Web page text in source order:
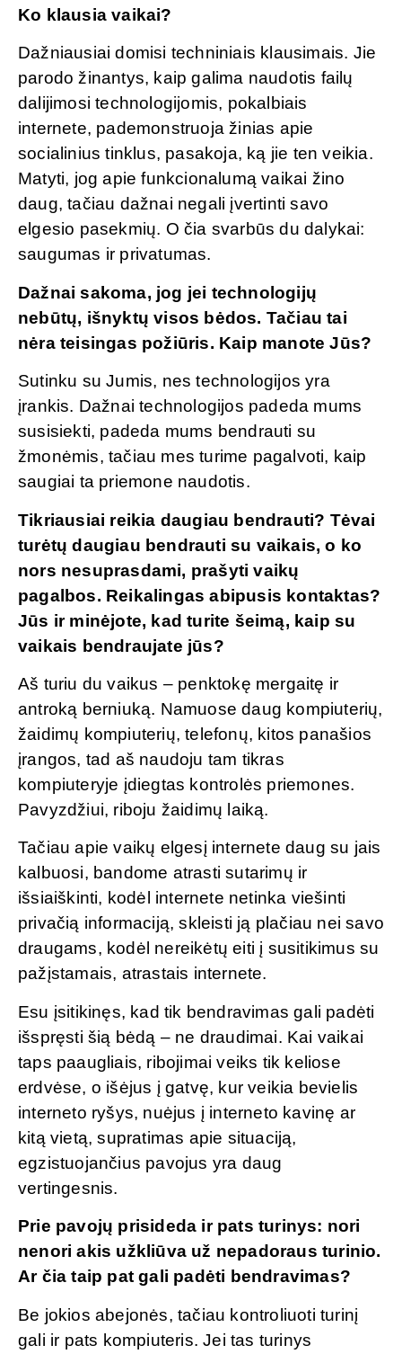
Ko klausia vaikai?
Dažniausiai domisi techniniais klausimais. Jie
parodo žinantys, kaip galima naudotis failų
dalijimosi technologijomis, pokalbiais
internete, pademonstruoja žinias apie
socialinius tinklus, pasakoja, ką jie ten veikia.
Matyti, jog apie funkcionalumą vaikai žino
daug, tačiau dažnai negali įvertinti savo
elgesio pasekmių. O čia svarbūs du dalykai:
saugumas ir privatumas.
Dažnai sakoma, jog jei technologijų
nebūtų, išnyktų visos bėdos. Tačiau tai
nėra teisingas požiūris. Kaip manote Jūs?
Sutinku su Jumis, nes technologijos yra
įrankis. Dažnai technologijos padeda mums
susisiekti, padeda mums bendrauti su
žmonėmis, tačiau mes turime pagalvoti, kaip
saugiai ta priemone naudotis.
Tikriausiai reikia daugiau bendrauti? Tėvai
turėtų daugiau bendrauti su vaikais, o ko
nors nesuprasdami, prašyti vaikų
pagalbos. Reikalingas abipusis kontaktas?
Jūs ir minėjote, kad turite šeimą, kaip su
vaikais bendraujate jūs?
Aš turiu du vaikus – penktokę mergaitę ir
antroką berniuką. Namuose daug kompiuterių,
žaidimų kompiuterių, telefonų, kitos panašios
įrangos, tad aš naudoju tam tikras
kompiuteryje įdiegtas kontrolės priemones.
Pavyzdžiui, riboju žaidimų laiką.
Tačiau apie vaikų elgesį internete daug su jais
kalbuosi, bandome atrasti sutarimų ir
išsiaiškinti, kodėl internete netinka viešinti
privačią informaciją, skleisti ją plačiau nei savo
draugams, kodėl nereikėtų eiti į susitikimus su
pažįstamais, atrastais internete.
Esu įsitikinęs, kad tik bendravimas gali padėti
išspręsti šią bėdą – ne draudimai. Kai vaikai
taps paaugliais, ribojimai veiks tik keliose
erdvėse, o išėjus į gatvę, kur veikia bevielis
interneto ryšys, nuėjus į interneto kavinę ar
kitą vietą, supratimas apie situaciją,
egzistuojančius pavojus yra daug
vertingesnis.
Prie pavojų prisideda ir pats turinys: nori
nenori akis užkliūva už nepadoraus turinio.
Ar čia taip pat gali padėti bendravimas?
Be jokios abejonės, tačiau kontroliuoti turinį
gali ir pats kompiuteris. Jei tas turinys